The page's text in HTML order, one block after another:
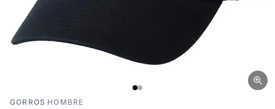
GORROS ·HOMBRE